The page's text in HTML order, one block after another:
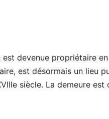
devenue propriétaire en
est désormais un lieu
siècle. La demeure est